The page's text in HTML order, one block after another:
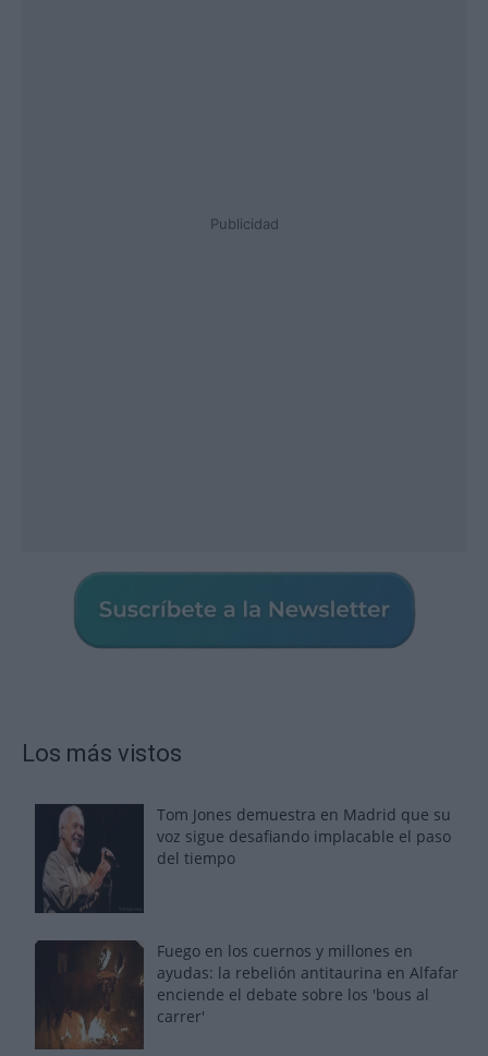
Publicidad
Los más vistos
Tom Jones demuestra en Madrid que su
voz sigue desafiando implacable el paso
del tiempo
Fuego en los cuernos y millones en
ayudas: la rebelión antitaurina en Alfafar
enciende el debate sobre los 'bous al
carrer'